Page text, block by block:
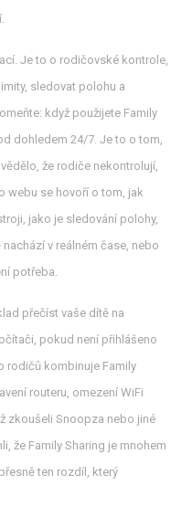
.
Je to o rodičovské kontrole,
sledovat polohu a
když použijete Family
dohledem 24/7. Je to o tom,
že rodiče nekontrolují,
webu se hovoří o tom, jak
jako je sledování polohy,
v reálném čase, nebo
potřeba.
přečíst vaše dítě na
pokud není přihlášeno
rodičů kombinuje Family
routeru, omezení WiFi
zkoušeli Snoopza nebo jiné
že Family Sharing je mnohem
ten rozdíl, který